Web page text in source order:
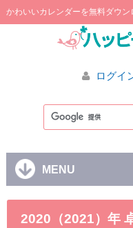
かわいいカレンダーを無料ダウン
ログイ
MENU
2020（2021）年